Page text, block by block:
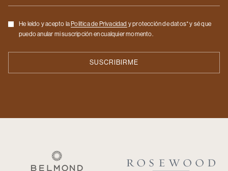
Checkbox
He leído y acepto la Politica de Privacidad y protección de datos* y sé que
puedo anular mi suscripción en cualquier momento.